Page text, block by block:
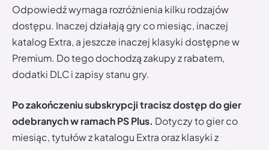
Odpowiedź wymaga rozróżnienia kilku rodzajów
dostępu. Inaczej działają gry co miesiąc, inaczej
katalog Extra, a jeszcze inaczej klasyki dostępne w
Premium. Do tego dochodzą zakupy z rabatem,
dodatki DLC i zapisy stanu gry.
Po zakończeniu subskrypcji tracisz dostęp do gier
odebranych w ramach PS Plus. Dotyczy to gier co
miesiąc, tytułów z katalogu Extra oraz klasyki z